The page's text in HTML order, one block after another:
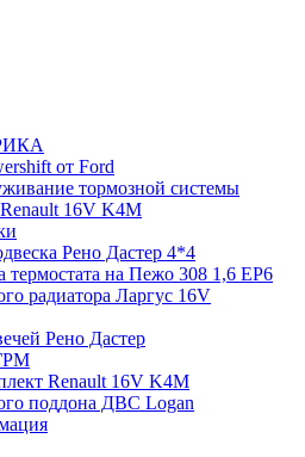
от Ford
тормозной системы
16V K4M
Рено Дастер 4*4
термостата на Пежо 308 1,6 EP6
радиатора Ларгус 16V
Рено Дастер
Renault 16V K4M
поддона ДВС Logan